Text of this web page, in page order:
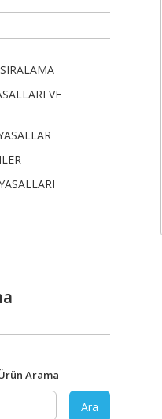
VE
Arama
Ara